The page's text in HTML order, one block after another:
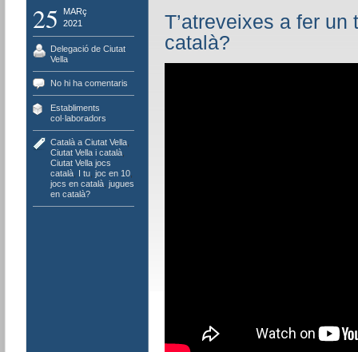
25
MARç
2021
Delegació de Ciutat
Vella
No hi ha comentaris
Establiments
col·laboradors
Català a Ciutat Vella,
Ciutat Vella i català,
Ciutat Vella jocs
català, I tu, joc en 10,
jocs en català, jugues
en català?
T’atreveixes a fer
català?